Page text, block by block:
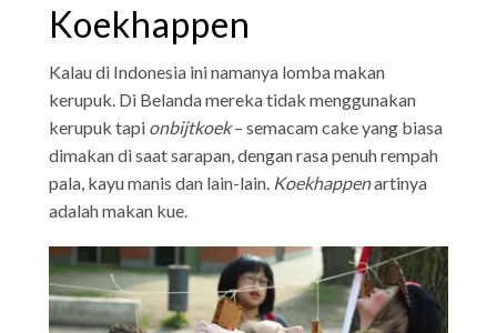
Koekhappen
Kalau di Indonesia ini namanya lomba makan
kerupuk. Di Belanda mereka tidak menggunakan
kerupuk tapi onbijtkoek– semacam cake yang biasa
dimakan di saat sarapan, dengan rasa penuh rempah
pala, kayu manis dan lain-lain. Koekhappenartinya
adalah makan kue.